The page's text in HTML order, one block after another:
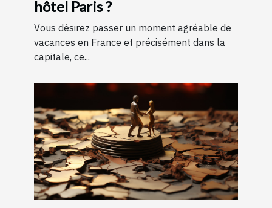
hôtel Paris ?
Vous désirez passer un moment agréable de
vacances en France et précisément dans la
capitale, ce...